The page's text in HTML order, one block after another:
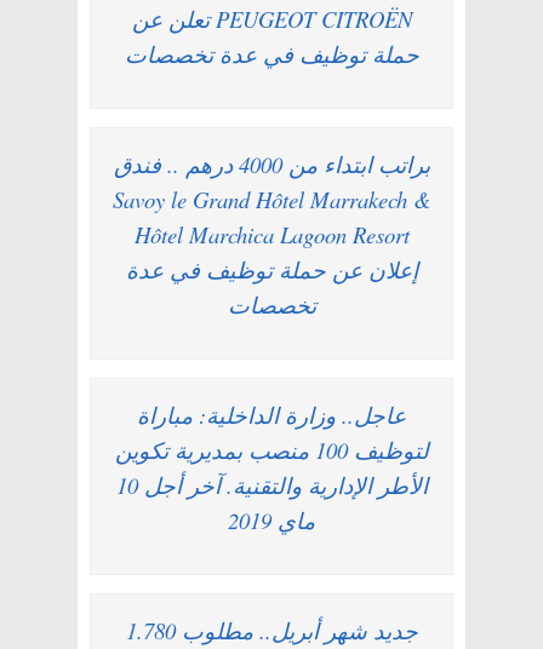
PEUGEOT CITROËN تعلن عن
حملة توظيف في عدة تخصصات
براتب ابتداء من 4000 درهم .. فندق
Savoy le Grand Hôtel Marrakech &
Hôtel Marchica Lagoon Resort
إعلان عن حملة توظيف في عدة
تخصصات
عاجل.. وزارة الداخلية: مباراة
لتوظيف 100 منصب بمديرية تكوين
الأطر الإدارية والتقنية. آخر أجل 10
ماي 2019
جديد شهر أبريل.. مطلوب 1.780